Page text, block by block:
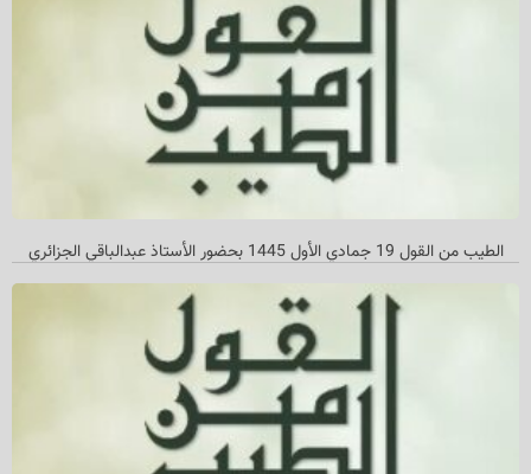
الطیب من القول 19 جمادي الأول 1445 بحضور الأستاذ عبدالباقي الجزائري